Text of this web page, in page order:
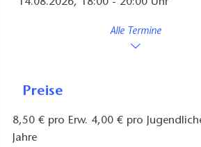
Alle Termine
Preise
8,50 € pro Erw. 4,00 € pro
Jahre